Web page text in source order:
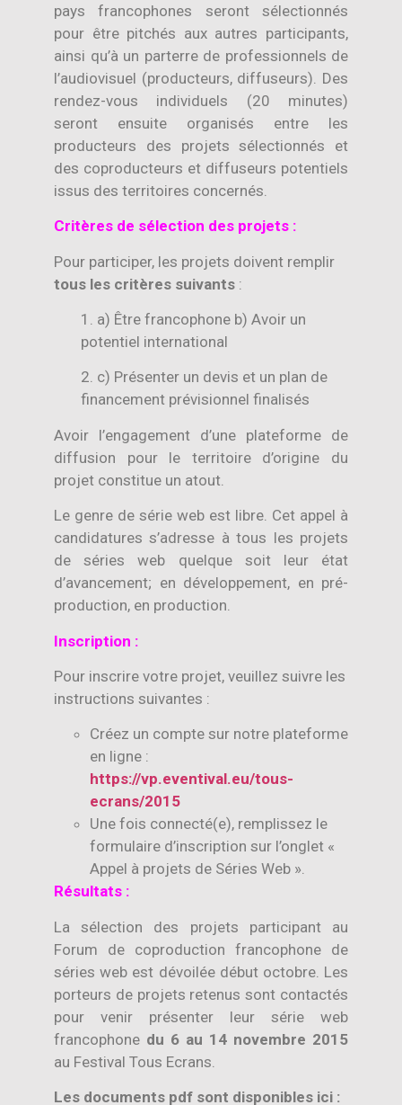
pays francophones seront sélectionnés
pour être pitchés aux autres participants,
ainsi qu’à un parterre de professionnels de
l’audiovisuel (producteurs, diffuseurs). Des
rendez-vous individuels (20 minutes)
seront ensuite organisés entre les
producteurs des projets sélectionnés et
des coproducteurs et diffuseurs potentiels
issus des territoires concernés.
Critères de sélection des projets :
Pour participer, les projets doivent remplir
tous les critères suivants :
1. a) Être francophone b) Avoir un
potentiel international
2. c) Présenter un devis et un plan de
financement prévisionnel finalisés
Avoir l’engagement d’une plateforme de
diffusion pour le territoire d’origine du
projet constitue un atout.
Le genre de série web est libre. Cet appel à
candidatures s’adresse à tous les projets
de séries web quelque soit leur état
d’avancement; en développement, en pré-
production, en production.
Inscription :
Pour inscrire votre projet, veuillez suivre les
instructions suivantes :
Créez un compte sur notre plateforme
en ligne :
https://vp.eventival.eu/tous-
ecrans/2015
Une fois connecté(e), remplissez le
formulaire d’inscription sur l’onglet «
Appel à projets de Séries Web ».
Résultats :
La sélection des projets participant au
Forum de coproduction francophone de
séries web est dévoilée début octobre. Les
porteurs de projets retenus sont contactés
pour venir présenter leur série web
francophone du 6 au 14 novembre 2015
au Festival Tous Ecrans.
Les documents pdf sont disponibles ici :